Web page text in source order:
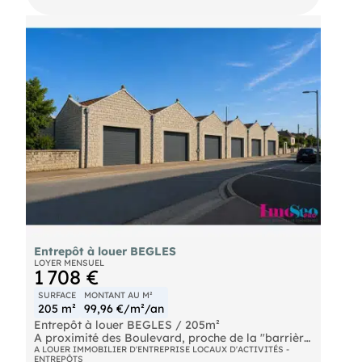
Entrepôt à louer BEGLES
LOYER MENSUEL
1 708 €
SURFACE
205 m²
MONTANT AU M²
99,96 €/m²/an
Entrepôt à louer BEGLES / 205m²
A proximité des Boulevard, proche de la "barrière
de Bègles" et à 200 mètres de l'arrêt de tram,
A LOUER IMMOBILIER D'ENTREPRISE LOCAUX D'ACTIVITÉS -
ENTREPÔTS